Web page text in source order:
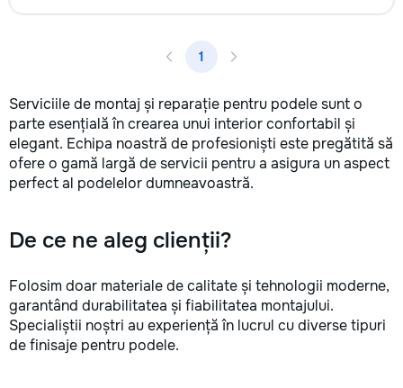
1
Serviciile de montaj și reparație pentru podele sunt o
parte esențială în crearea unui interior confortabil și
elegant. Echipa noastră de profesioniști este pregătită să
ofere o gamă largă de servicii pentru a asigura un aspect
perfect al podelelor dumneavoastră.
De ce ne aleg clienții?
Folosim doar materiale de calitate și tehnologii moderne,
garantând durabilitatea și fiabilitatea montajului.
Specialiștii noștri au experiență în lucrul cu diverse tipuri
de finisaje pentru podele.